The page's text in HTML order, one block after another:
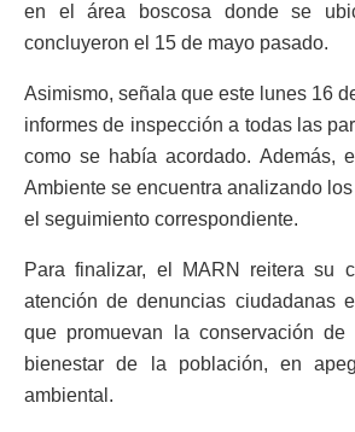
en el área boscosa donde se
concluyeron el 15 de mayo pasado.
Asimismo, señala que este lunes 16
informes de inspección a todas las
como se había acordado. Además,
Ambiente se encuentra analizando
el seguimiento correspondiente.
Para finalizar, el MARN reitera su
atención de denuncias ciudadanas
que promuevan la conservación
bienestar de la población, en
ambiental.